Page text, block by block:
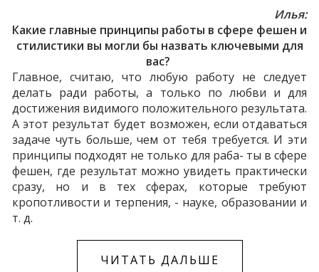
Илья:
Какие главные принципы работы в сфере фешен и
стилистики вы могли бы назвать ключевыми для
вас?
Главное, считаю, что любую работу не следует
делать ради работы, а только по любви и для
достижения видимого положительного результата.
А этот результат будет возможен, если отдаваться
задаче чуть больше, чем от тебя требуется. И эти
принципы подходят не только для раба- ты в сфере
фешен, где результат можно увидеть практически
сразу, но и в тех сферах, которые требуют
кропотливости и терпения, - науке, образовании и
т. д.
ЧИТАТЬ ДАЛЬШЕ